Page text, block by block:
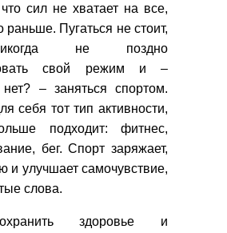
что сил не хватает на все,
раньше. Пугаться не стоит,
не поздно
свой режим и –
– заняться спортом.
себя тот тип активности,
подходит: фитнес,
бег. Спорт заряжает,
и улучшает самочувствие,
слова.
здоровье и